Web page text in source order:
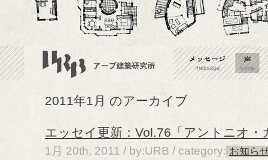
2011年1月 のアーカイブ
エッセイ更新：Vol.76「アントニオ・
1月 20th, 2011 / by:URB / category: お知ら